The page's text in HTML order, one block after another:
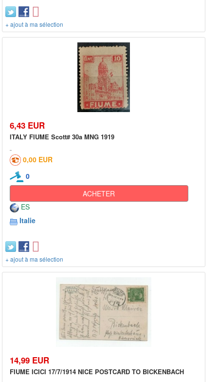
+ ajout à ma sélection
6,43 EUR
ITALY FIUME Scott# 30a MNG 1919
0,00 EUR
0
ACHETER
ES
Italie
+ ajout à ma sélection
14,99 EUR
FIUME ICICI 17/7/1914 NICE POSTCARD TO BICKENBACH